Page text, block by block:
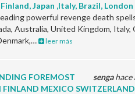
Japan ,Italy, Brazil,
powerful revenge death
Australia, United Kingdom, Italy,
leer más
sengahace
FOREMOST
FINLAND MEXICO